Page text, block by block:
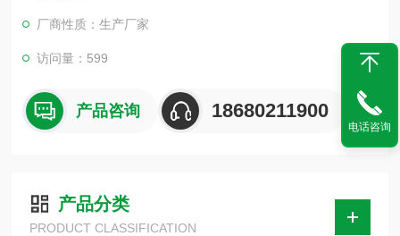
厂商性质：生产厂家
访问量：599
产品咨询 18680211900
产品分类
PRODUCT CLASSIFICATION
电话咨询